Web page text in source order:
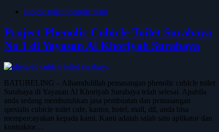
cubicle toilet phenolic resin
Project Phenolic Cubicle Toilet Surabaya
No 1 di Yayasan Al Khoriyah Surabaya
BATUBELING – Alhamdulillah pemasangan phenolic cubicle toilet
Surabaya di Yayasan Al Khoriyah Surabaya telah selesai. Apabila
anda sedang membutuhkan jasa pembuatan dan pemasangan
spesialis cubicle toilet cafe, kantor, hotel, mall, dll, anda bisa
mempercayakan kepada kami. Kami adalah salah satu aplikator dan
kontraktor…